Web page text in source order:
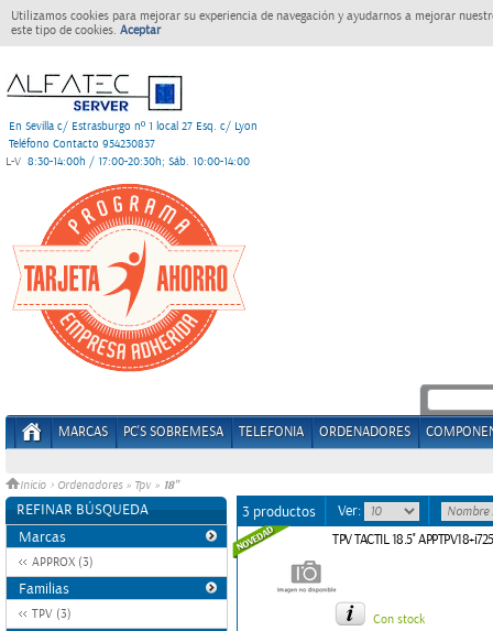
Utilizamos cookies para mejorar su experiencia de navegación y ayudarnos a mejorar
este tipo de cookies. Aceptar
En Sevilla c/ Estrasburgo nº 1 local 27 Esq. c/ Lyon
Teléfono Contacto 954230837
L-V 8:30-14:00h / 17:00-20:30h; Sáb. 10:00-14:00
MARCAS PC'S SOBREMESA TELEFONIA ORDENADORES
Inicio > Ordenadores » Tpv » 18"
REFINAR BÚSQUEDA
Marcas
APPROX (3)
Familias
TPV (3)
3 productos Ver:
TPV TACTIL 18.5''
Con stock